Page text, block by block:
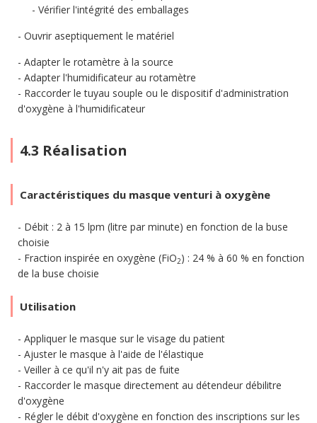
Vérifier l'intégrité des emballages
Ouvrir aseptiquement le matériel
Adapter le rotamètre à la source
Adapter l'humidificateur au rotamètre
Raccorder le tuyau souple ou le dispositif d'administration
d'oxygène à l'humidificateur
4.3 Réalisation
Caractéristiques du masque venturi à oxygène
Débit : 2 à 15 lpm (litre par minute) en fonction de la buse
choisie
Fraction inspirée en oxygène (FiO2) : 24 % à 60 % en fonction
de la buse choisie
Utilisation
Appliquer le masque sur le visage du patient
Ajuster le masque à l'aide de l'élastique
Veiller à ce qu'il n'y ait pas de fuite
Raccorder le masque directement au détendeur débilitre
d'oxygène
Régler le débit d'oxygène en fonction des inscriptions sur les